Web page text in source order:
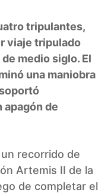
tripulantes,
viaje tripulado
medio siglo. El
una maniobra
de
recorrido de
Artemis II de la
de completar el